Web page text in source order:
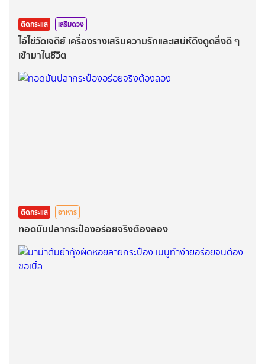
ติดกระแส เสริมดวง
ไอ้ไข่วัดเจดีย์ เครื่องรางเสริมความรักและเสน่ห์ดึงดูดสิ่งดี ๆ
เข้ามาในชีวิต
ติดกระแส อาหาร
ทอดมันปลากระป๋องอร่อยจริงต้องลอง